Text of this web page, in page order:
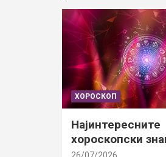
ХОРОСКОП
Најинтересните
хороскопски